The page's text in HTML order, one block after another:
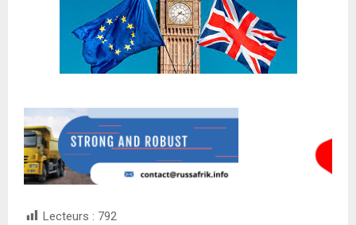
Lecteurs : 792